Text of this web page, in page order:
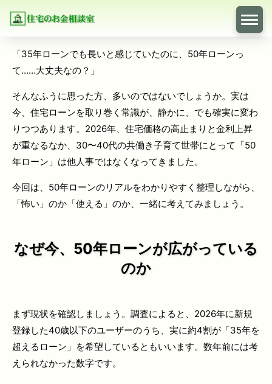
「35年ローンでも長いと感じていたのに、50年ローンっ
て……大丈夫なの？」
そんなふうに思った方、多いのではないでしょうか。実は
今、住宅ローンを取り巻く常識が、静かに、でも確実に変わ
りつつあります。2026年、住宅価格の高止まりと金利上昇
が重なるなか、30〜40代の共働き子育て世帯にとって「50
年ローン」は他人事ではなくなってきました。
今回は、50年ローンのリアルをわかりやすく整理しながら、
「怖い」のか「使える」のか、一緒に考えてみましょう。
なぜ今、50年ローンが広がっている
のか
まず現状を確認しましょう。調査によると、2026年に新規
登録した40歳以下のユーザーのうち、実に約4割が「35年を
超えるローン」を希望しているともいいます。数年前には考
えられなかった数字です。